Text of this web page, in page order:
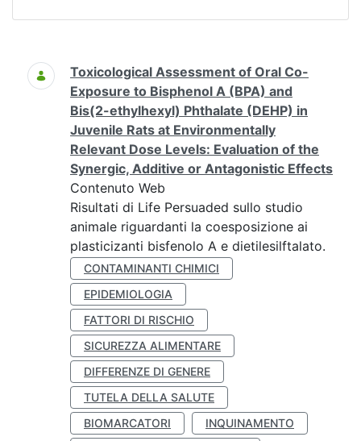
Ricerca
Toxicological Assessment of Oral Co-
Exposure to Bisphenol A (BPA) and
Bis(2-ethylhexyl) Phthalate (DEHP) in
Juvenile Rats at Environmentally
Relevant Dose Levels: Evaluation of the
Synergic, Additive or Antagonistic Effects
Contenuto Web
Risultati di Life Persuaded sullo studio
animale riguardanti la coesposizione ai
plasticizanti bisfenolo A e dietilesilftalato.
CONTAMINANTI CHIMICI
EPIDEMIOLOGIA
FATTORI DI RISCHIO
SICUREZZA ALIMENTARE
DIFFERENZE DI GENERE
TUTELA DELLA SALUTE
BIOMARCATORI
INQUINAMENTO